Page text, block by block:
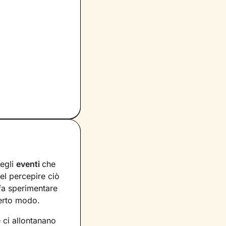
eventi che
percepire ciò
sperimentare
modo.
allontanano